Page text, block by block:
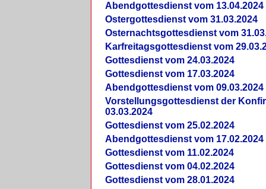
Abendgottesdienst vom 13.04.2024
Ostergottesdienst vom 31.03.2024
Osternachtsgottesdienst vom
Karfreitagsgottesdienst vom
Gottesdienst vom 24.03.2024
Gottesdienst vom 17.03.2024
Abendgottesdienst vom 09.03.2024
Vorstellungsgottesdienst der
03.03.2024
Gottesdienst vom 25.02.2024
Abendgottesdienst vom 17.02.2024
Gottesdienst vom 11.02.2024
Gottesdienst vom 04.02.2024
Gottesdienst vom 28.01.2024